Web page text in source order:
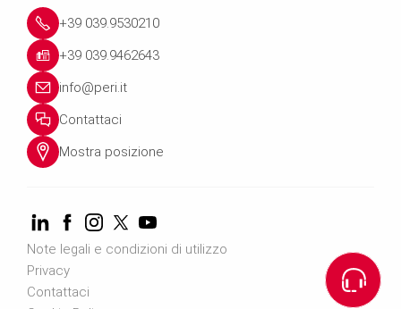
+39 039.9530210
+39 039.9462643
info@peri.it
Contattaci
Mostra posizione
Note legali e condizioni di utilizzo
Privacy
Contattaci